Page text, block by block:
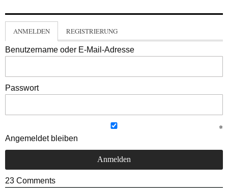
ANMELDEN REGISTRIERUNG
Benutzername oder E-Mail-Adresse
Passwort
Angemeldet bleiben
23 Comments